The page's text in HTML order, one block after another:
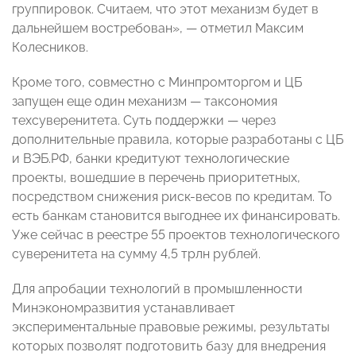
группировок. Считаем, что этот механизм будет в
дальнейшем востребован», — отметил Максим
Колесников.
Кроме того, совместно с Минпромторгом и ЦБ
запущен еще один механизм — таксономия
техсуверенитета. Суть поддержки — через
дополнительные правила, которые разработаны с ЦБ
и ВЭБ.РФ, банки кредитуют технологические
проекты, вошедшие в перечень приоритетных,
посредством снижения риск-весов по кредитам. То
есть банкам становится выгоднее их финансировать.
Уже сейчас в реестре 55 проектов технологического
суверенитета на сумму 4,5 трлн рублей.
Для апробации технологий в промышленности
Минэкономразвития устанавливает
экспериментальные правовые режимы, результаты
которых позволят подготовить базу для внедрения